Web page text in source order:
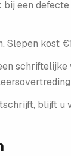
bij een
Slepen kost
blijft